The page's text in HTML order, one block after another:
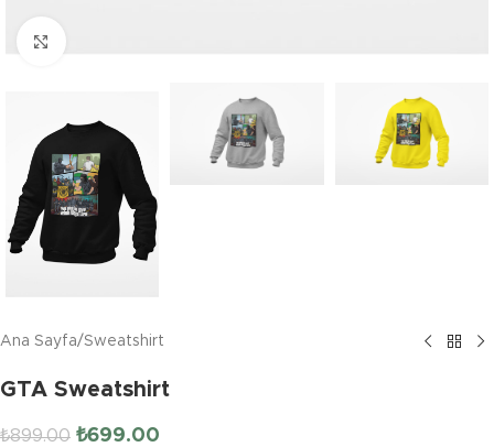
Ana Sayfa/Sweatshirt
GTA Sweatshirt
₺899.00 ₺699.00